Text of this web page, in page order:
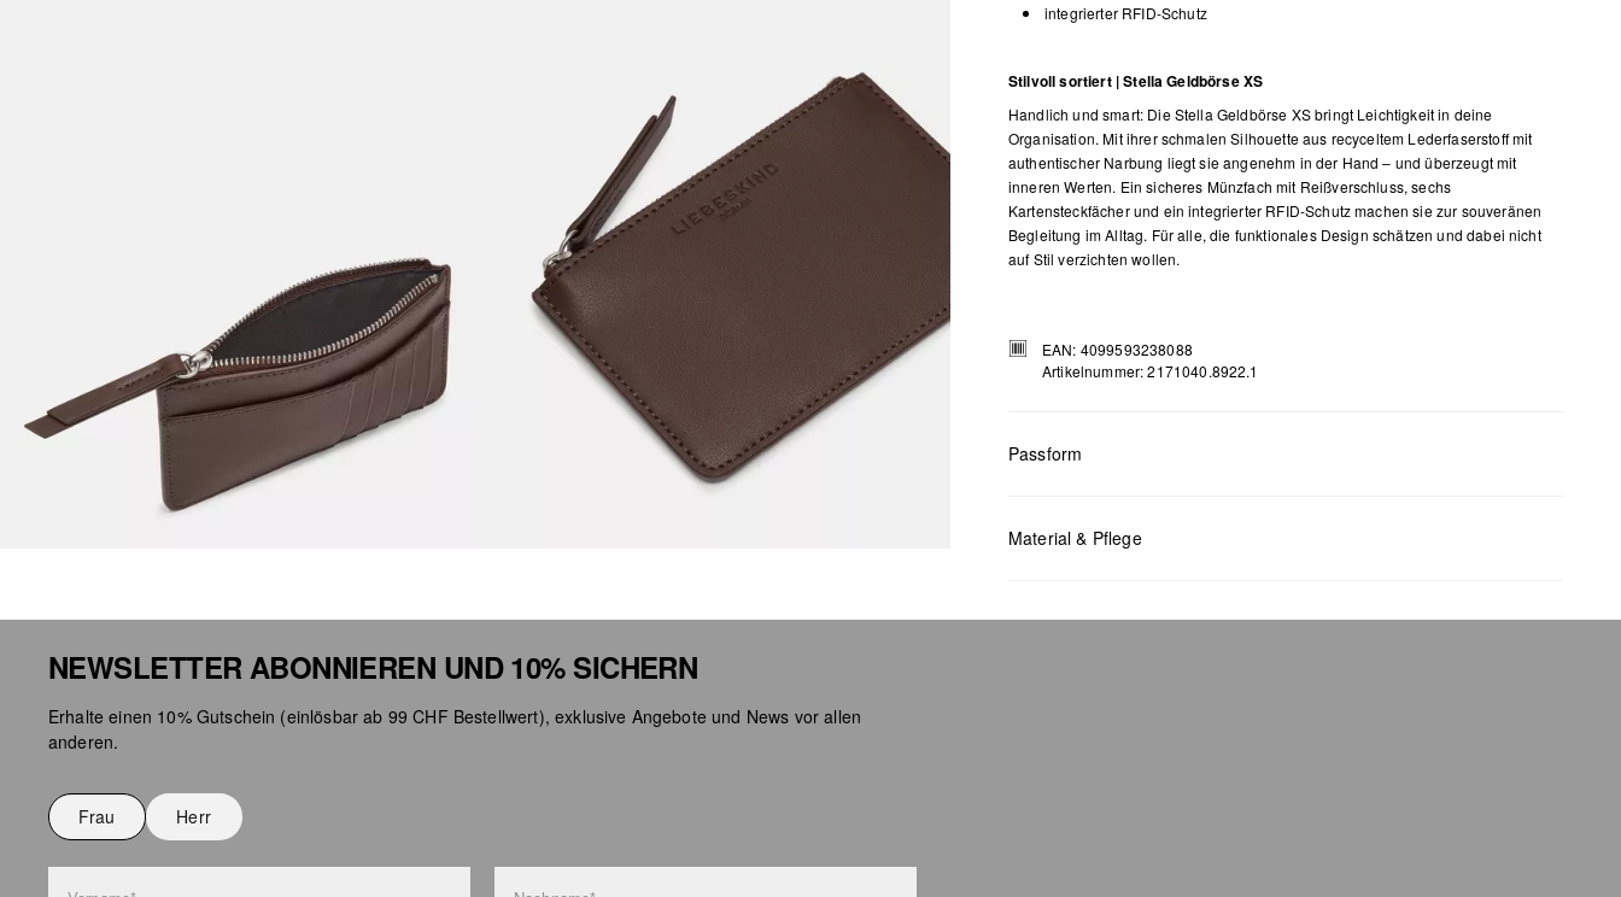
integrierter RFID-Schutz
Stilvoll sortiert | Stella Geldbörse XS
Handlich und smart: Die Stella Geldbörse XS bringt Leichtigkeit in deine
Organisation. Mit ihrer schmalen Silhouette aus recyceltem Lederfaserstoff mit
authentischer Narbung liegt sie angenehm in der Hand – und überzeugt mit
inneren Werten. Ein sicheres Münzfach mit Reißverschluss, sechs
Kartensteckfächer und ein integrierter RFID-Schutz machen sie zur souveränen
Begleitung im Alltag. Für alle, die funktionales Design schätzen und dabei nicht
auf Stil verzichten wollen.
EAN: 4099593238088
Artikelnummer: 2171040.8922.1
Passform
Material & Pflege
NEWSLETTER ABONNIEREN UND 10% SICHERN
Erhalte einen 10% Gutschein (einlösbar ab 99 CHF Bestellwert), exklusive Angebote und News vor allen
anderen.
Frau Herr